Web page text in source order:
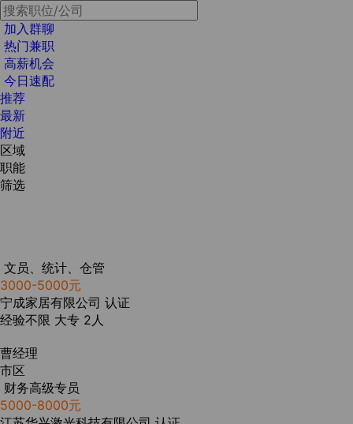
加入群聊
热门兼职
高薪机会
今日速配
推荐
最新
附近
区域
职能
筛选
文员、统计、仓管
3000-5000元
宁成家居有限公司 认证
经验不限 大专 2人
曹经理
市区
财务高级专员
5000-8000元